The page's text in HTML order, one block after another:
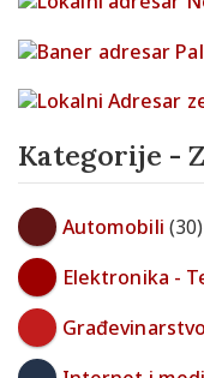
Kategorije -
Automobili (30)
Elektronika -
Građevinarstvo